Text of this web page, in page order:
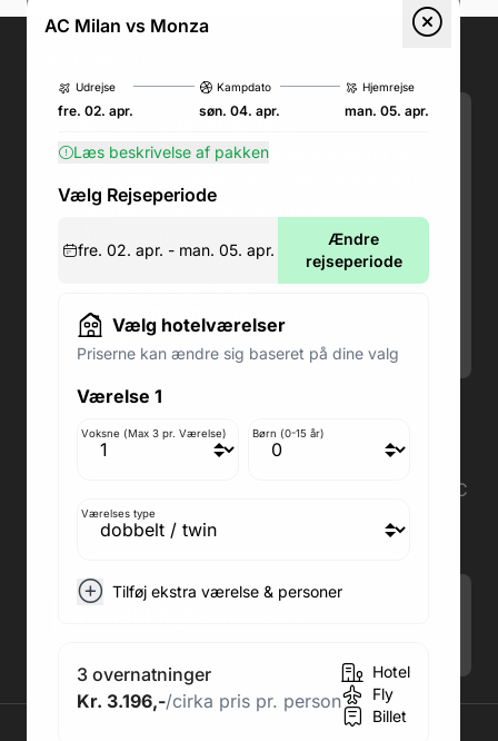
AC Milan vs Monza
Udrejse
fre. 02. apr.
Kampdato
søn. 04. apr.
Hjemrejse
man. 05. apr.
Læs beskrivelse af pakken
Vælg Rejseperiode
fre. 02. apr. - man. 05. apr.
Ændre
rejseperiode
Vælg hotelværelser
Priserne kan ændre sig baseret på dine valg
Værelse 1
Voksne (Max 3 pr. Værelse) Børn (0-15 år)
Værelses type
Tilføj ekstra værelse & personer
3 overnatninger
Kr. 3.196,-/cirka pris pr. person
Hotel
Fly
Billet
Email:kundeservice@fodboldpakker.dk
Akuttelefon under rejsen: Nummeret står i
bunden af dit rejsedokument
Man-Ons: 09.00-18.00
Lørdag: 09.00-12.00
Søndag: Lukket
Adresse butik: Fodboldpakker ApS Rosendal 1C
2860 Søborg
Medlem af rejsegarantifonden: 3350
Adresse kontor: Fodboldpakker ApS Rosendal 1C
2860 Søborg
CVR: 41967218